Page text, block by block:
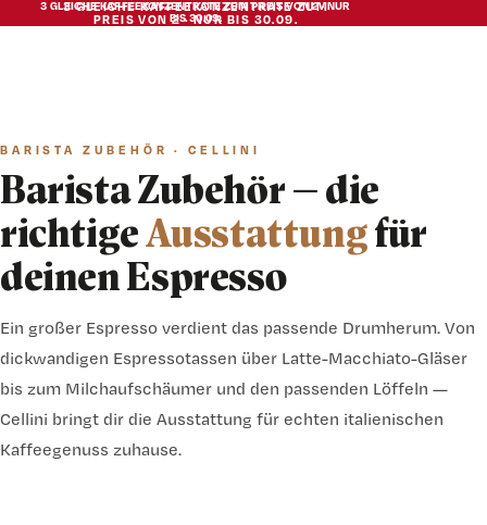
3 GLEICHE KAFFEEKONZENTRATE ZUM
PREIS VON 2 · NUR BIS 30.09.
3 GLEICHE KAFFEEKONZENTRATE ZUM PREIS VON 2 · NUR
BIS 30.09.
BARISTA ZUBEHÖR · CELLINI
Barista Zubehör — die
richtigeAusstattungfür
deinen Espresso
Ein großer Espresso verdient das passende Drumherum. Von
dickwandigen Espressotassen über Latte-Macchiato-Gläser
bis zum Milchaufschäumer und den passenden Löffeln —
Cellini bringt dir die Ausstattung für echten italienischen
Kaffeegenuss zuhause.